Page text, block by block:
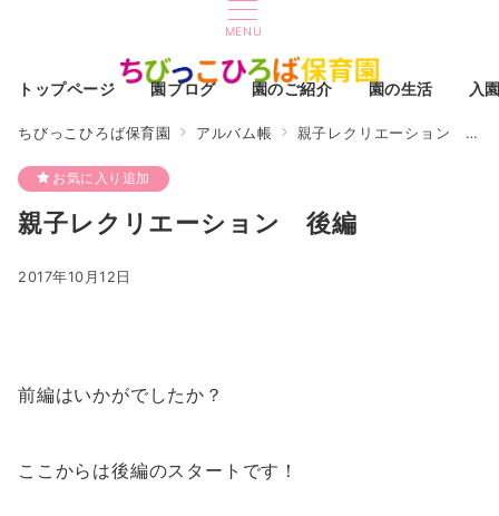
MENU
トップページ 園ブログ 園のご紹介 園の生活 入
ちびっこひろば保育園 アルバム帳 親子レクリエーション 後編
お気に入り追加
親子レクリエーション 後編
2017年10月12日
前編はいかがでしたか？
ここからは後編のスタートです！